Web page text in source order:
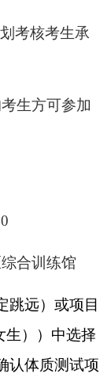
考核考生承
生方可参加
合训练馆
跳远）或项目
生））中选择
认体质测试项